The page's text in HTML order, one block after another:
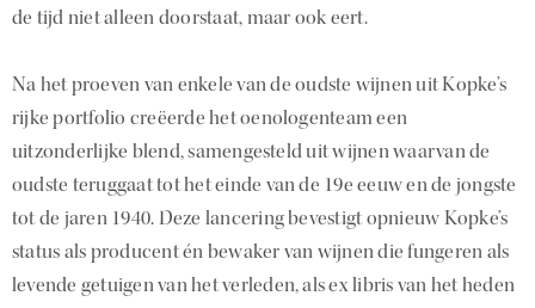
de tijd niet alleen doorstaat, maar ook eert.
Na het proeven van enkele van de oudste wijnen uit Kopke’s
rijke portfolio creëerde het oenologenteam een
uitzonderlijke blend, samengesteld uit wijnen waarvan de
oudste teruggaat tot het einde van de 19e eeuw en de jongste
tot de jaren 1940. Deze lancering bevestigt opnieuw Kopke’s
status als producent én bewaker van wijnen die fungeren als
levende getuigen van het verleden, als ex libris van het heden